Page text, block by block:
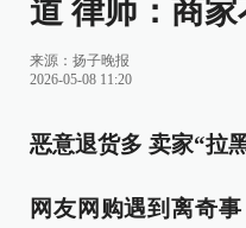
道 律师：商
来源： 扬子晚报
2026-05-08 11:20
恶意退货多 卖家“拉
网友网购遇到离奇